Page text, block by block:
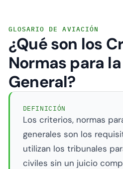
GLOSARIO DE AVIACIÓN
¿Qué son los
Normas para
General?
DEFINICIÓN
Los criterios, normas
generales son los
utilizan los tribunales
civiles sin un juicio